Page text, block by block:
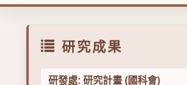
研究成果
研發處: 研究計畫 (國科會)